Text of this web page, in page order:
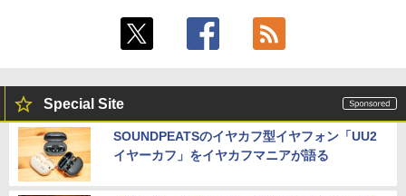
Special Site
SOUNDPEATSのイヤカフ型イヤフォン「UU2
イヤーカフ」をイヤカフマニアが語る